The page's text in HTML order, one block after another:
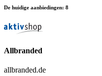
De huidige aanbiedingen: 8
Allbranded
allbranded.de